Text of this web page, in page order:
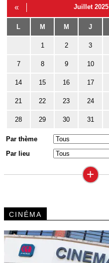
« Juillet 2025
L M M J
1 2 3
7 8 9 10
14 15 16 17
21 22 23 24
28 29 30 31
Par thème
Par lieu
+
CINÉMA